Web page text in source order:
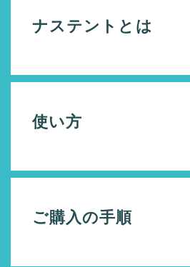
ナステントとは
使い方
ご購入の手順